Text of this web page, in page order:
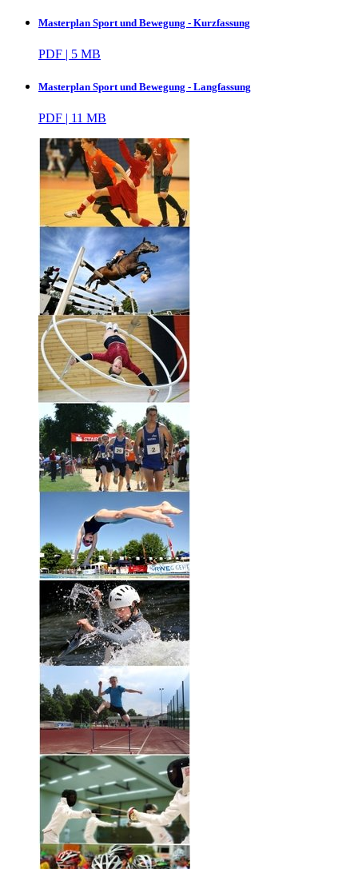
Masterplan Sport und Bewegung - Kurzfassung
PDF | 5 MB
Masterplan Sport und Bewegung - Langfassung
PDF | 11 MB